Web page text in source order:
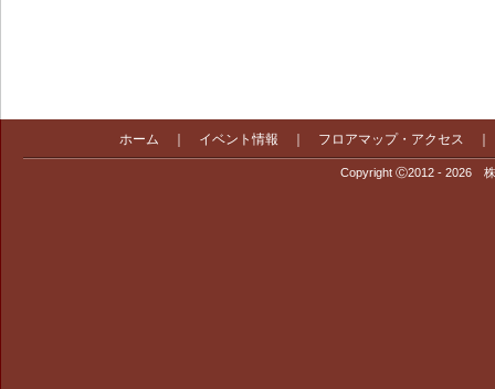
ホーム イベント情報 フロアマップ・アクセス
Copyright Ⓒ2012 - 2026 株